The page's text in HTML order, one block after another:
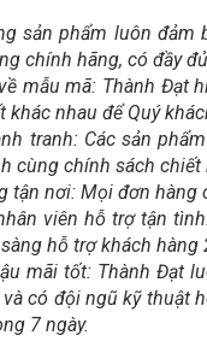
sản phẩm luôn đảm
chính hãng, có đầy
mẫu mã: Thành Đạt
khác nhau để Quý
tranh: Các sản
cùng chính sách
tận nơi: Mọi đơn
viên hỗ trợ tận
hỗ trợ khách
mãi tốt: Thành Đạt
và có đội ngũ kỹ thuật
7 ngày.